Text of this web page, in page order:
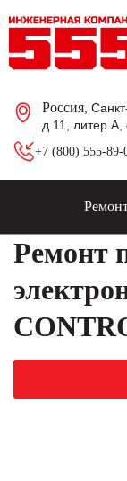
Россия ,
д.11, литер
+7 (800) 555-89-
Ремонт